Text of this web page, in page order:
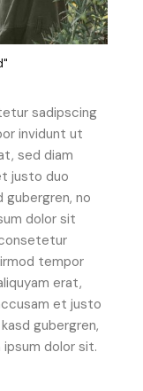
sadipscing
invidunt ut
sed diam
justo duo
no
dolor sit
tempor
erat,
et justo
gubergren,
dolor sit.